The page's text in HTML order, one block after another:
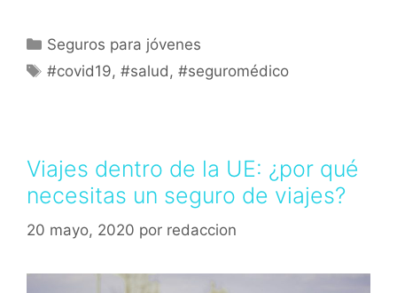
Seguros para jóvenes
#covid19,#salud,#seguromédico
Viajes dentro de la UE: ¿por qué
necesitas un seguro de viajes?
20 mayo, 2020 por redaccion